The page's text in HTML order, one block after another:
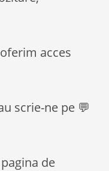
acces
scrie-ne pe 💬
de